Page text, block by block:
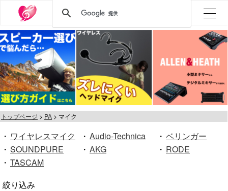
トップページ PA マイク
・ ワイヤレスマイク ・ Audio-Technica ・ ベリンガー
・ SOUNDPURE ・ AKG ・ RODE
・ TASCAM
絞り込み